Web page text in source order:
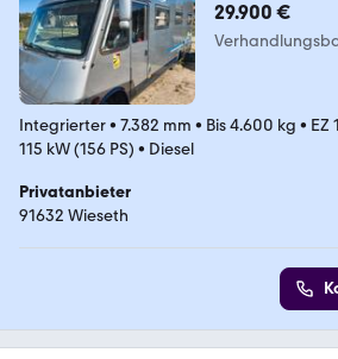
29.900 €
Integrierter• 7.382 mm • Bis 4.600 kg • EZ
115 kW (156 PS) • Diesel
Privatanbieter
91632 Wieseth